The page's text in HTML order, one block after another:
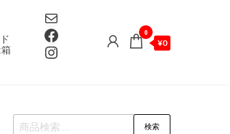
Mail
Facebook
Instagram
0
¥0
検
検索